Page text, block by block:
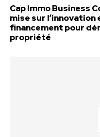
Cap Immo Business
mise sur
financement pour
propriété